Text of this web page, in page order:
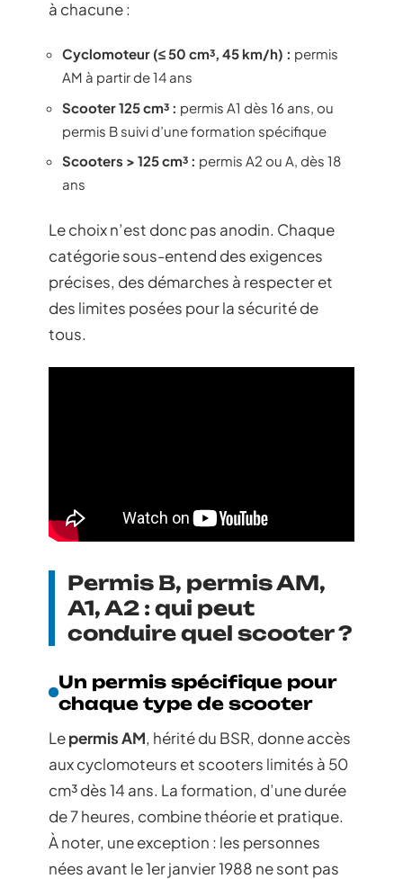
à chacune :
Cyclomoteur (≤ 50 cm³, 45 km/h) : permis
AM à partir de 14 ans
Scooter 125 cm³ : permis A1 dès 16 ans, ou
permis B suivi d’une formation spécifique
Scooters > 125 cm³ : permis A2 ou A, dès 18
ans
Le choix n’est donc pas anodin. Chaque
catégorie sous-entend des exigences
précises, des démarches à respecter et
des limites posées pour la sécurité de
tous.
Permis B, permis AM,
A1, A2 : qui peut
conduire quel scooter ?
Un permis spécifique pour
chaque type de scooter
Lepermis AM, hérité du BSR, donne accès
aux cyclomoteurs et scooters limités à 50
cm³ dès 14 ans. La formation, d’une durée
de 7 heures, combine théorie et pratique.
À noter, une exception : les personnes
nées avant le 1er janvier 1988 ne sont pas